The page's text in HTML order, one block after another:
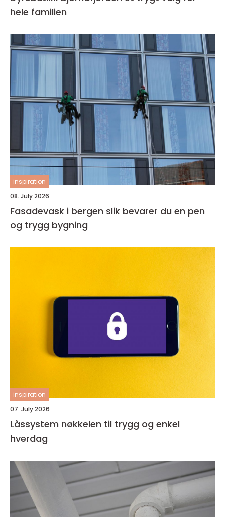
hele familien
inspiration
08. July 2026
Fasadevask i bergen slik bevarer du en pen
og trygg bygning
inspiration
07. July 2026
Låssystem nøkkelen til trygg og enkel
hverdag